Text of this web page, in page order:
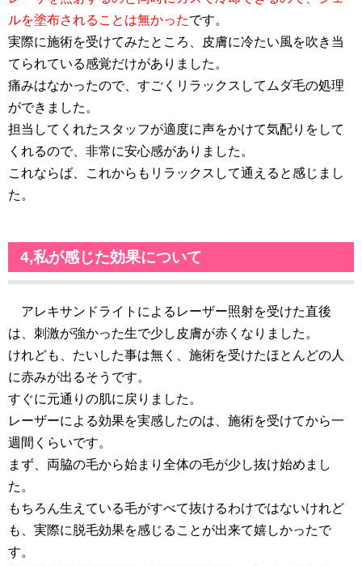
ルを塗布されることは無かったです。
実際に施術を受けてみたところ、皮膚に冷たい風を吹き当
てられている感覚だけがありました。
痛みはなかったので、すごくリラックスしてムダ毛の処理
ができました。
担当してくれたスタッフが適度に声をかけて気配りをして
くれるので、非常に安心感がありました。
これならば、これからもリラックスして通えると感じまし
た。
4,私が感じた効果について
アレキサンドライトによるレーザー照射を受けた直後
は、刺激が強かった生で少し皮膚が赤くなりました。
けれども、たいした事は無く、施術を受けたほとんどの人
に赤みが出るそうです。
すぐに元通りの肌に戻りました。
レーザーによる効果を実感したのは、施術を受けてから一
週間くらいです。
まず、両脇の毛から始まり全体の毛が少し抜け始めまし
た。
もちろん生えている毛がすべて抜けるわけではないけれど
も、実際に脱毛効果を感じることが出来て嬉しかったで
す。